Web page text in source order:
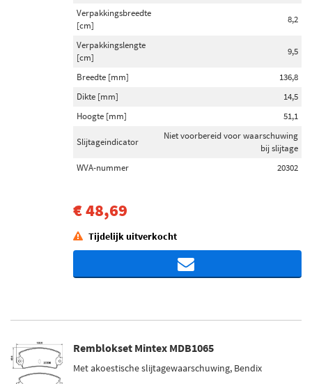
Verpakkingsbreedte
[cm]
8,2
Verpakkingslengte
[cm]
9,5
Breedte [mm]
136,8
Dikte [mm]
14,5
Hoogte [mm]
51,1
Slijtageindicator
Niet voorbereid voor waarschuwing
bij slijtage
WVA-nummer
20302
€ 48,69
Tijdelijk uitverkocht
Remblokset Mintex MDB1065
Met akoestische slijtagewaarschuwing, Bendix